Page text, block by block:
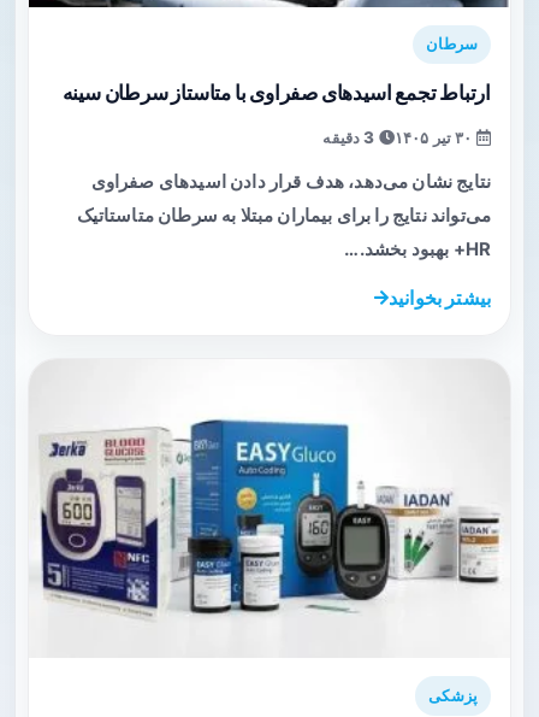
سرطان
ارتباط تجمع اسیدهای صفراوی با متاستاز سرطان سینه
نتایج نشان می‌دهد، هدف قرار دادن اسیدهای صفراوی
می‌تواند نتایج را برای بیماران مبتلا به سرطان متاستاتیک
HR+ بهبود بخشد.…
بیشتر بخوانید
پزشکی